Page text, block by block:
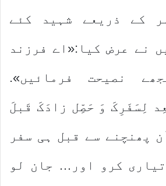
کے ذریعے شہید کئے
نے عرض کیا:«اے فرزند
نصیحت فرمائیں».
لِسَفَرِکَ وَ حَصِّل زادَکَ قَبلَ
پھنچنے سے قبل ہی سفر
کرو اور… جان لو